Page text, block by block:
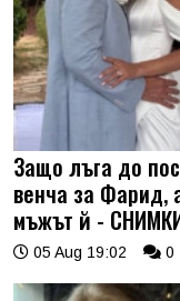
Защо лъга до
венча за Фарид,
мъжът й -
05 Aug 19:02 0